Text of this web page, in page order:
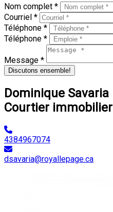
Nom complet *
Courriel *
Téléphone *
Téléphone *
Message *
Discutons ensemble!
Dominique Savaria
Courtier
4384967074
dsavaria@royallepage.ca